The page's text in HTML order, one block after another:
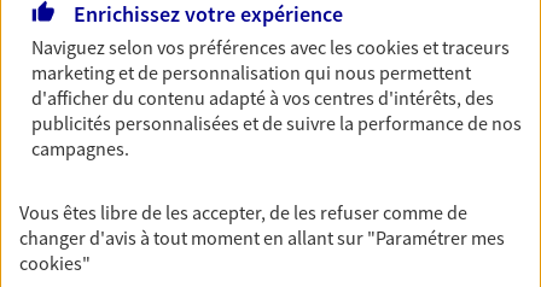
40500 Banos
06 23 85 49 06
VOIR NOTRE SITE WEB
Enrichissez votre expérience
Naviguez selon vos préférences avec lescookies et traceurs
marketing et de personnalisation qui nous permettent
d'afficher du contenu adapté à vos centres d'intérêts, des
publicités personnalisées et de suivre la performance de nos
campagnes.
Vous êtes libre de les accepter, de les refuser comme de
changer d'avis à tout moment en allant sur "Paramétrer mes
cookies"